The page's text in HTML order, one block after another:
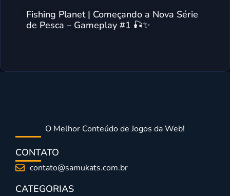
Fishing Planet | Começando a Nova Série
de Pesca – Gameplay #1 🎣✨
O Melhor Conteúdo de Jogos da Web!
CONTATO
contato@samukats.com.br
CATEGORIAS